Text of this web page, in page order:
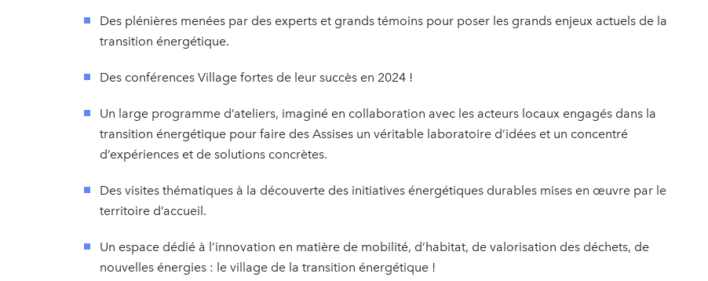
Des plénières menées par des experts et grands témoins pour poser les grands enjeux actuels de la
transition énergétique.
Des conférences Village fortes de leur succès en 2024 !
Un large programme d’ateliers, imaginé en collaboration avec les acteurs locaux engagés dans la
transition énergétique pour faire des Assises un véritable laboratoire d’idées et un concentré
d’expériences et de solutions concrètes.
Des visites thématiques à la découverte des initiatives énergétiques durables mises en œuvre par le
territoire d’accueil.
Un espace dédié à l’innovation en matière de mobilité, d’habitat, de valorisation des déchets, de
nouvelles énergies : le village de la transition énergétique !